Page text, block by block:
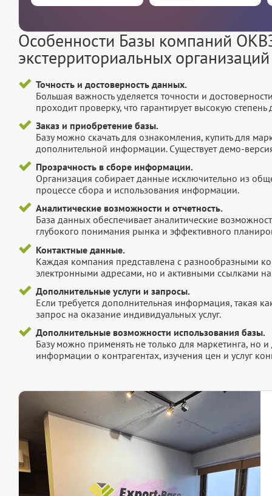
Особенности Базы компаний
экстерриториальных
Точность и достоверность данных.
Большая важность уделяется точности и
проходит проверку, что гарантирует высокую
Заказ и приобретение базы.
Базу можно скачать для ознакомления, купить для
дополнительной информации. Существует демо-
Прозрачность в сборе информации.
Организация собирает данные исключительно из
процессе сбора и использования информации.
Аналитические возможности и отчетность.
База данных обеспечивает аналитические
глубокого понимания рынка и эффективного
Контактные данные.
Каждая компания представлена с разнообразными
электронными адресами, но и активными ссылками
Дополнительные услуги и запросы.
Если требуется дополнительная информация, такая
запрос на оказание индивидуальных услуг.
Дополнительные возможности использования базы.
Базу можно применять не только для маркетинга, но
информации о контрагентах, изучения цен и услуг